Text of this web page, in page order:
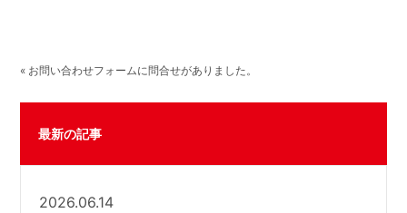
« お問い合わせフォームに問合せがありました。
最新の記事
2026.06.14